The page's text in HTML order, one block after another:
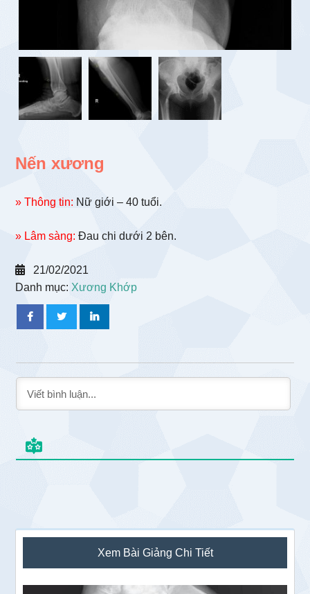
Nến xương
» Thông tin: Nữ giới – 40 tuổi.
» Lâm sàng: Đau chi dưới 2 bên.
21/02/2021
Danh mục:Xương Khớp
Sidebar
chính
Xem Bài Giảng Chi Tiết